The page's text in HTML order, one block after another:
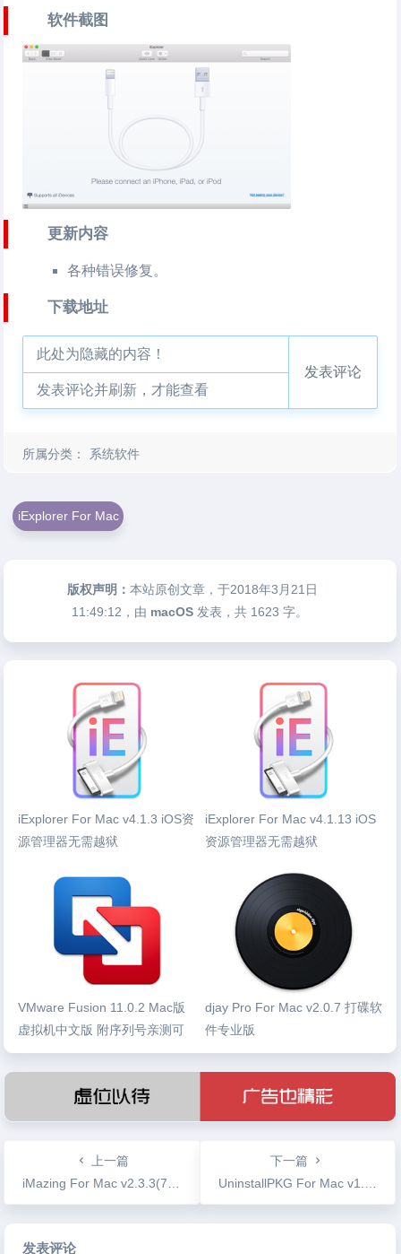
软件截图
更新内容
各种错误修复。
下载地址
此处为隐藏的内容！
发表评论并刷新，才能查看
发表评论
所属分类： 系统软件
iExplorer For Mac
版权声明：本站原创文章，于2018年3月21日
11:49:12 ，由 macOS 发表，共 1623 字。
iExplorer For Mac v4.1.3 iOS资
源管理器无需越狱
iExplorer For Mac v4.1.13 iOS
资源管理器无需越狱
VMware Fusion 11.0.2 Mac版
虚拟机中文版 附序列号亲测可
用
djay Pro For Mac v2.0.7 打碟软
件专业版
上一篇
iMazing For Mac v2.3.3(7829) 抛弃iTunes管理你的iPhone
下一篇
UninstallPKG For Mac v1.1.3 pkg文件彻底卸载工具
发表评论